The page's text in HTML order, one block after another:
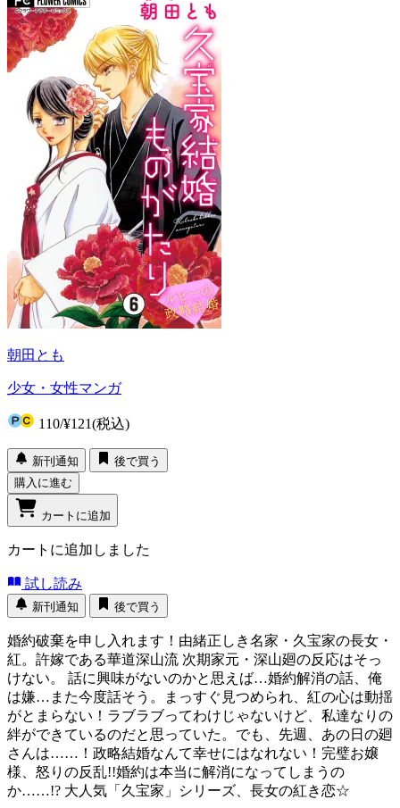
朝田とも
少女・女性マンガ
110/¥121(税込)
新刊通知
後で買う
購入に進む
カートに追加
カートに追加しました
試し読み
新刊通知 後で買う
婚約破棄を申し入れます！由緒正しき名家・久宝家の長女・
紅。許嫁である華道深山流 次期家元・深山廻の反応はそっ
けない。 話に興味がないのかと思えば…婚約解消の話、俺
は嫌…また今度話そう。まっすぐ見つめられ、紅の心は動揺
がとまらない！ラブラブってわけじゃないけど、私達なりの
絆ができているのだと思っていた。でも、先週、あの日の廻
さんは……！政略結婚なんて幸せにはなれない！完璧お嬢
様、怒りの反乱!!婚約は本当に解消になってしまうの
か……!? 大人気「久宝家」シリーズ、長女の紅き恋☆